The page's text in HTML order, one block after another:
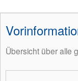
Übersicht über alle